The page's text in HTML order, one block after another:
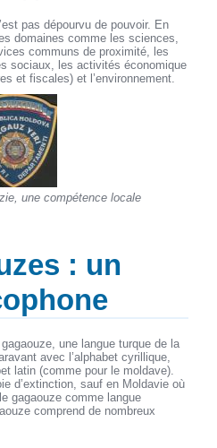
pas dépourvu de pouvoir. En
domaines comme les sciences,
communs de proximité, les
sociaux, les activités économique
et fiscales) et l’environnement.
une compétence locale
: un
une langue turque de la
avec l’alphabet cyrillique,
latin (comme pour le moldave).
d’extinction, sauf en Moldavie où
gagaouze comme langue
comprend de nombreux